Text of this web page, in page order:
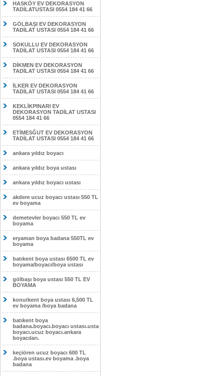
HASKÖY EV DEKORASYON
TADİLATUSTASI 0554 184 41 66
GÖLBAŞI EV DEKORASYON
TADİLAT USTASI 0554 184 41 66
SOKULLU EV DEKORASYON
TADİLAT USTASI 0554 184 41 66
DİKMEN EV DEKORASYON
TADİLAT USTASI 0554 184 41 66
İLKER EV DEKORASYON
TADİLAT USTASI 0554 184 41 66
KEKLİKPINARI EV
DEKORASYON TADİLAT USTASI
0554 184 41 66
ETİMESĞUT EV DEKORASYON
TADİLAT USTASI 0554 184 41 66
ankara yıldız boyacı
ankara yıldız boya ustası
ankara yıldız boyacı ustası
akdere ucuz boyacı ustası 550 TL
ev boyama
demetevler boyacı 550 TL ev
boyama
eryaman boya badana 550TL ev
boyama
batıkent boya ustası 6500 TL ev
boyama/boyacı/boya ustası
gölbaşı boya ustası 550 TL EV
BOYAMA
konutkent boya ustası 6,500 TL
ev boyama /boya badana
batıkent boya
badana.boyacı.boyacı ustası.usta
boyacı.ucuz boyacı.ankara
boyacıları.
keçiören ucuz boyacı 600 TL
.boya ustası.ev boyama .boya
badana